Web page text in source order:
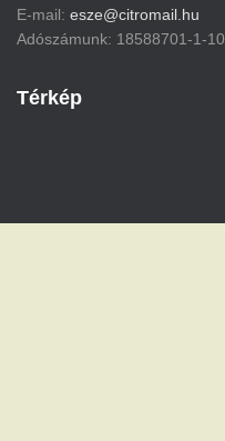
E-mail: esze@citromail.hu
Adószámunk: 18588701-1-10
Térkép